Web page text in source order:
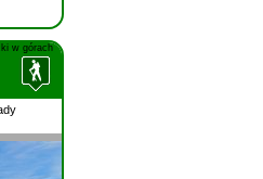
w górach